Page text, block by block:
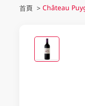
首頁 > Château